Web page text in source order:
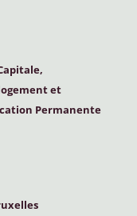
et
Permanente